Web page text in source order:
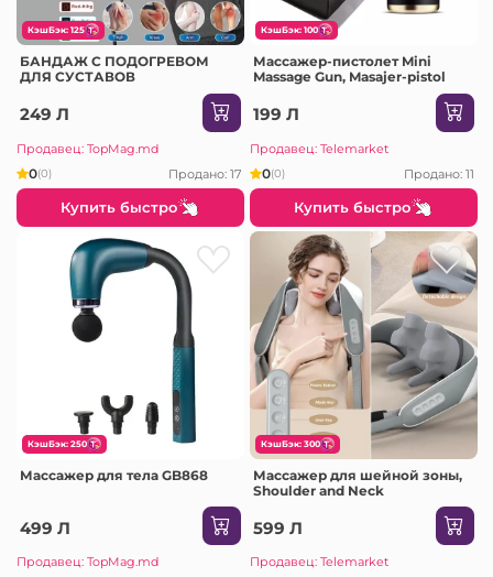
КэшБэк: 125
БАНДАЖ С ПОДОГРЕВОМ
ДЛЯ СУСТАВОВ
249 Л
Продавец: TopMag.md
0(0) Продано: 17
Купить быстро
КэшБэк: 100
Массажер-пистолет Mini
Massage Gun, Masajer-pistol
199 Л
Продавец: Telemarket
0(0) Продано: 11
Купить быстро
КэшБэк: 250
Массажер для тела GB868
499 Л
Продавец: TopMag.md
КэшБэк: 300
Массажер для шейной зоны,
Shoulder and Neck
599 Л
Продавец: Telemarket